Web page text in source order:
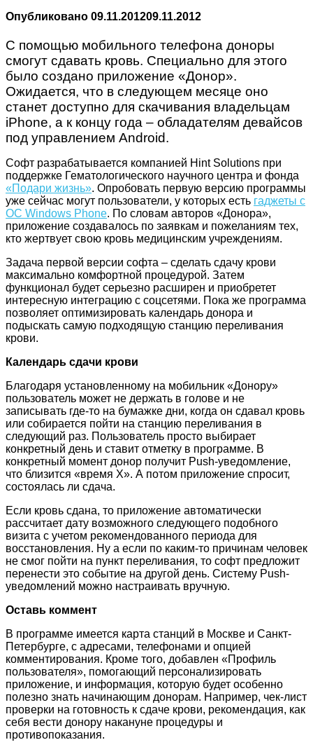
Опубликовано 09.11.201209.11.2012
С помощью мобильного телефона доноры
смогут сдавать кровь. Специально для этого
было создано приложение «Донор».
Ожидается, что в следующем месяце оно
станет доступно для скачивания владельцам
iPhone, а к концу года – обладателям девайсов
под управлением Android.
Софт разрабатывается компанией Hint Solutions при
поддержке Гематологического научного центра и фонда
«Подари жизнь». Опробовать первую версию программы
уже сейчас могут пользователи, у которых есть гаджеты с
ОС Windows Phone. По словам авторов «Донора»,
приложение создавалось по заявкам и пожеланиям тех,
кто жертвует свою кровь медицинским учреждениям.
Задача первой версии софта – сделать сдачу крови
максимально комфортной процедурой. Затем
функционал будет серьезно расширен и приобретет
интересную интеграцию с соцсетями. Пока же программа
позволяет оптимизировать календарь донора и
подыскать самую подходящую станцию переливания
крови.
Календарь сдачи крови
Благодаря установленному на мобильник «Донору»
пользователь может не держать в голове и не
записывать где-то на бумажке дни, когда он сдавал кровь
или собирается пойти на станцию переливания в
следующий раз. Пользователь просто выбирает
конкретный день и ставит отметку в программе. В
конкретный момент донор получит Push-уведомление,
что близится «время Х». А потом приложение спросит,
состоялась ли сдача.
Если кровь сдана, то приложение автоматически
рассчитает дату возможного следующего подобного
визита с учетом рекомендованного периода для
восстановления. Ну а если по каким-то причинам человек
не смог пойти на пункт переливания, то софт предложит
перенести это событие на другой день. Систему Push-
уведомлений можно настраивать вручную.
Оставь коммент
В программе имеется карта станций в Москве и Санкт-
Петербурге, с адресами, телефонами и опцией
комментирования. Кроме того, добавлен «Профиль
пользователя», помогающий персонализировать
приложение, и информация, которую будет особенно
полезно знать начинающим донорам. Например, чек-лист
проверки на готовность к сдаче крови, рекомендация, как
себя вести донору накануне процедуры и
противопоказания.